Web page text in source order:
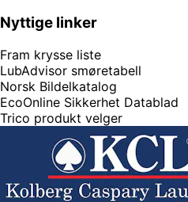
Nyttige linker
Fram krysse liste
LubAdvisor smøretabell
Norsk Bildelkatalog
EcoOnline Sikkerhet Datablad
Trico produkt velger